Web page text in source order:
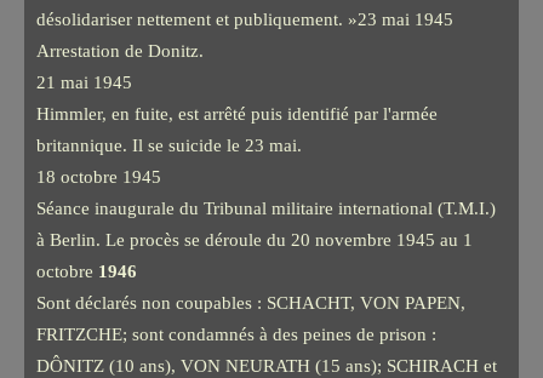
désolidariser nettement et publiquement. »23 mai 1945
Arrestation de Donitz.
21 mai 1945
Himmler, en fuite, est arrêté puis identifié par l'armée
britannique. Il se suicide le 23 mai.
18 octobre 1945
Séance inaugurale du Tribunal militaire international (T.M.I.)
à Berlin. Le procès se déroule du 20 novembre 1945 au 1
octobre 1946
Sont déclarés non coupables : SCHACHT, VON PAPEN,
FRITZCHE; sont condamnés à des peines de prison :
DÔNITZ (10 ans), VON NEURATH (15 ans); SCHIRACH et